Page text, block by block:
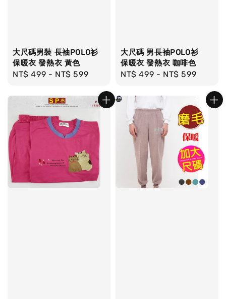
大尺碼男裝 長袖POLO衫
保暖衣 發熱衣 黃色
Regular
NT$ 499 - NT$ 599
大尺碼 男長袖POLO衫
保暖衣 發熱衣 咖啡色
Regular
NT$ 499 - NT$ 599